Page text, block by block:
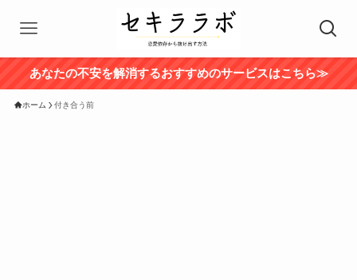
あなたの不安を解消するおすすめのサービスはこちら≫
ホーム 付き合う前